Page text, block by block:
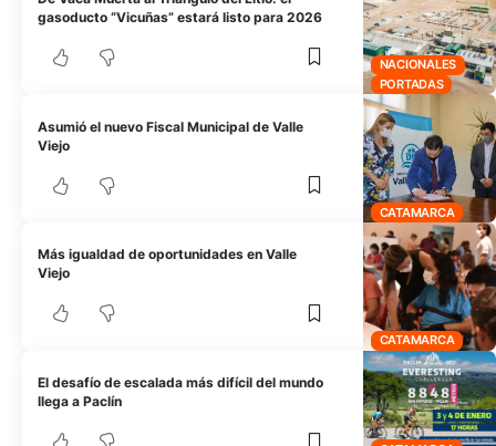
NACIONALES
PORTADAS
gasoducto “Vicuñas” estará listo para 2026
CATAMARCA
Asumió el nuevo Fiscal Municipal de Valle
Viejo
CATAMARCA
Más igualdad de oportunidades en Valle
Viejo
El desafío de escalada más difícil del mundo
llega a Paclín